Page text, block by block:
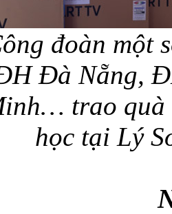
đoàn một
Đà Nẵng,
trao quà
học tại Lý